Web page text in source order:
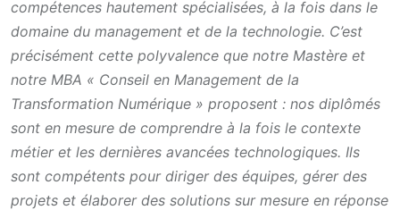
compétences hautement spécialisées, à la fois dans le
domaine du management et de la technologie. C’est
précisément cette polyvalence que notre Mastère et
notre MBA « Conseil en Management de la
Transformation Numérique » proposent : nos diplômés
sont en mesure de comprendre à la fois le contexte
métier et les dernières avancées technologiques. Ils
sont compétents pour diriger des équipes, gérer des
projets et élaborer des solutions sur mesure en réponse